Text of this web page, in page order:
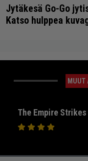
Jytäkesä Go-Go
Katso hulppea
MUUT
The Empire